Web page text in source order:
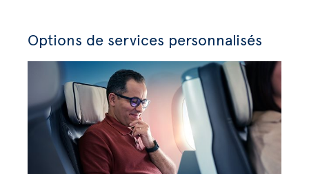
Options de services personnalisés